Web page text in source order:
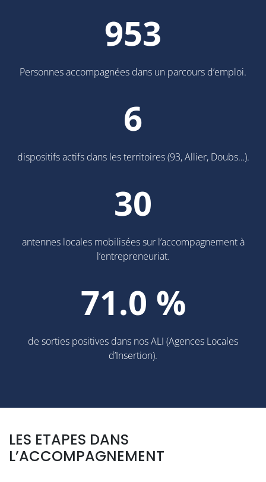
953
Personnes accompagnées dans un parcours d’emploi.
6
dispositifs actifs dans les territoires (93, Allier, Doubs…).
30
antennes locales mobilisées sur l’accompagnement à
l’entrepreneuriat.
71.7 %
de sorties positives dans nos ALI (Agences Locales
d’Insertion).
LES ETAPES DANS
L’ACCOMPAGNEMENT